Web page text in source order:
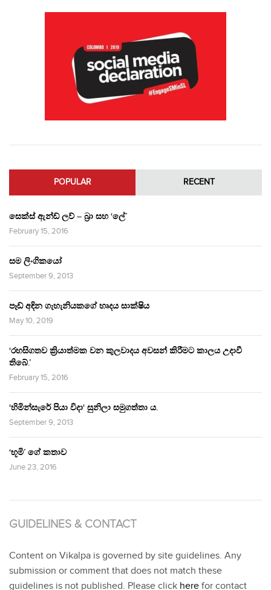
POPULAR RECENT
සෙක්ස් ඇන්ඩ් ලව් – බ්‍රා සහ ‘ලේ’
February 15, 2016
සම ලිංගිකයෝ
September 9, 2013
පෑඩ් අඳින ගැහැනියකගේ හෘදය සාක්ෂිය
May 10, 2019
‘රහසිගතව ක්‍රියාත්මක වන කුලවාදය අවසන් කිරීමට කාලය උදාවී
තිබේ.’
February 15, 2016
‘හිමින්සැරේ පියා විදා‘ සුනිලා සමුගත්තා ය.
September 9, 2013
‘භූමි’ ගේ කතාව
June 23, 2016
GUIDELINES & CONTACT
Content on Vikalpa is governed by site guidelines. Any
submission or comment that does not match these
guidelines is not published. Please click here for contact